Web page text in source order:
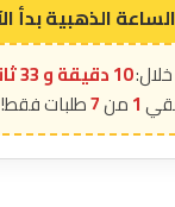
10 دقيقة و 31 ثانية
1
7